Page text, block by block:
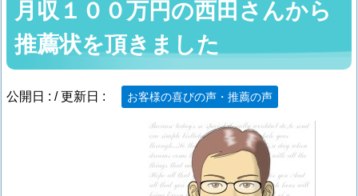
月収１００万円の西田さんから
推薦状を頂きました
公開日 : / 更新日 : お客様の喜びの声・推薦の声